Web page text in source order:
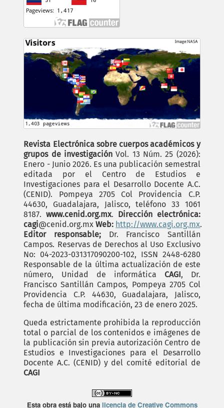
Revista Electrónica sobre cuerpos académicos y
grupos de investigación Vol. 13 Núm. 25 (2026):
Enero - Junio 2026. Es una publicación semestral
editada por el Centro de Estudios e
Investigaciones para el Desarrollo Docente A.C.
(CENID). Pompeya 2705 Col Providencia C.P.
44630, Guadalajara, Jalisco, teléfono 33 1061
8187.www.cenid.org.mx. Dirección electrónica:
cagi@cenid.org.mxWeb: http://www.cagi.org.mx.
Editor responsable;Dr. Francisco Santillán
Campos. Reservas de Derechos al Uso Exclusivo
No: 04-2023-031317090200-102, ISSN 2448-6280
Responsable de la última actualización de este
número, Unidad de informática CAGI, Dr.
Francisco Santillán Campos, Pompeya 2705 Col
Providencia C.P. 44630, Guadalajara, Jalisco,
fecha de última modificación, 23 de enero 2025.
Queda estrictamente prohibida la reproducción
total o parcial de los contenidos e imágenes de
la publicación sin previa autorización Centro de
Estudios e Investigaciones para el Desarrollo
Docente A.C. (CENID) y del comité editorial de
CAGI
Esta obra está bajo una licencia de Creative Commons